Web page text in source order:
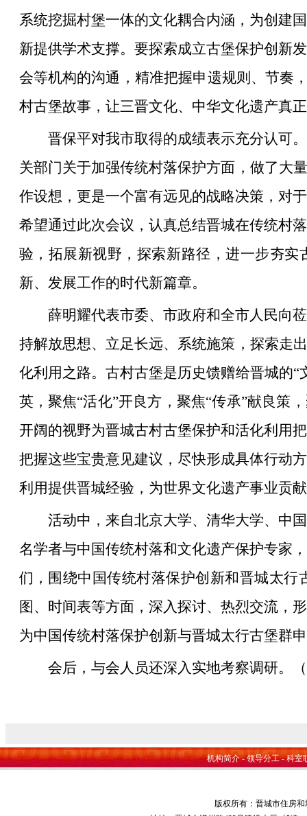
系统挖掘村堡一体的文化耦合内涵，为创建
新提供学术支撑。要探索成立古堡保护创新
会等机构的沟通，精准把握申遗规则、节奏
村古堡故事，让三晋文化、中华文化遗产真
晋保平对我市取得的成绩表示充分认可
关部门关于加强传统村落保护方面，做了大
作设想，更是一个富有远见的战略决策，对
希望通过此次会议，认真总结晋城在传统村
验，拓展新视野，探索新路径，进一步夯
新、发展工作的时代新篇章。
薛明耀代表市委、市政府和全市人民向
持解放思想、立足长远、系统施策，探索走
化利用之路。古村古堡是历史馈赠给晋城的
英，聚焦“活化”开良方，聚焦“传承”献良策
开阔的视野为晋城古村古堡保护和活化利用
把握这些宝贵意见建议，尽快形成具体行动
利用提供晋城经验，为世界文化遗产事业贡
活动中，来自北京大学、清华大学、中
名学者与中国传统村落和文化遗产保护专家
们，围绕中国传统村落保护创新和晋城太
图、时间表等方面，深入探讨、热烈交流，
为中国传统村落保护创新与晋城太行古堡群
会后，与会人员还深入实地考察调研。
机构简介-领导分工-科室
版权所有：晋城市住房